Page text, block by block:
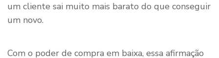
um cliente sai muito mais barato do que conseguir
um novo.
Com o poder de compra em baixa, essa afirmação